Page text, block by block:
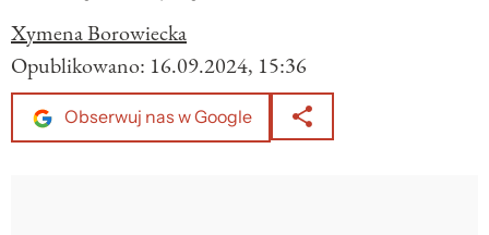
Xymena Borowiecka
Opublikowano: 16.09.2024, 15:36
Obserwuj nas w Google